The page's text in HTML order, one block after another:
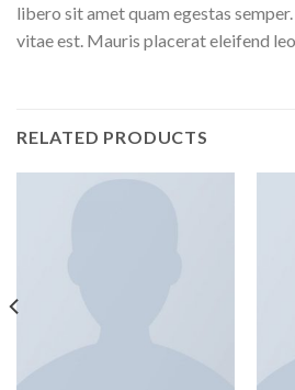
libero sit amet quam egestas
vitae est. Mauris placerat eleifend leo.
RELATED PRODUCTS